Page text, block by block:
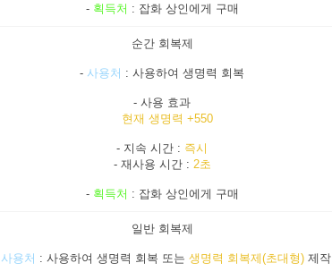
- 획득처 : 잡화 상인에게 구매
순간 회복제
- 사용처 : 사용하여 생명력 회복
- 사용 효과
현재 생명력 +550
- 지속 시간 : 즉시
- 재사용 시간 : 2초
- 획득처 : 잡화 상인에게 구매
일반 회복제
사용처 : 사용하여 생명력 회복 또는 생명력 회복제(초대형)제작